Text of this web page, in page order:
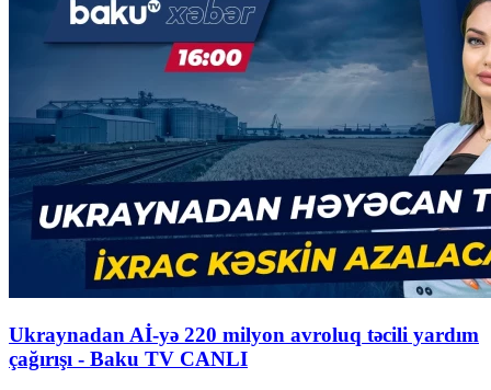
Ukraynadan Aİ-yə 220 milyon avroluq təcili yardım
çağırışı - Baku TV CANLI